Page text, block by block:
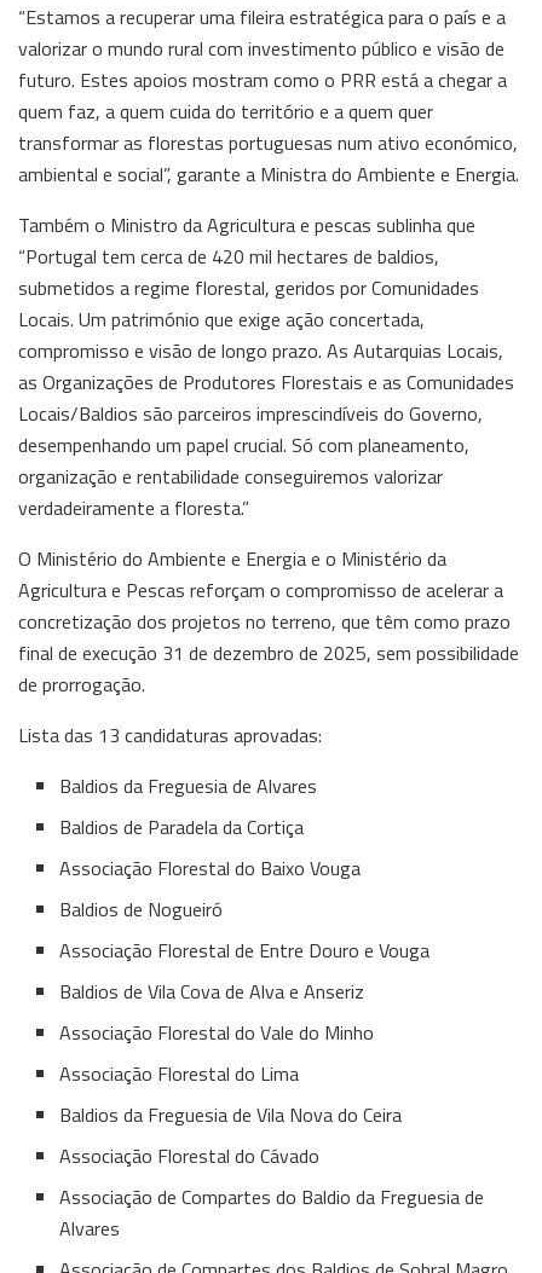
“Estamos a recuperar uma fileira estratégica para o país e a
valorizar o mundo rural com investimento público e visão de
futuro. Estes apoios mostram como o PRR está a chegar a
quem faz, a quem cuida do território e a quem quer
transformar as florestas portuguesas num ativo económico,
ambiental e social”, garante a Ministra do Ambiente e Energia.
Também o Ministro da Agricultura e pescas sublinha que
“Portugal tem cerca de 420 mil hectares de baldios,
submetidos a regime florestal, geridos por Comunidades
Locais. Um património que exige ação concertada,
compromisso e visão de longo prazo. As Autarquias Locais,
as Organizações de Produtores Florestais e as Comunidades
Locais/Baldios são parceiros imprescindíveis do Governo,
desempenhando um papel crucial. Só com planeamento,
organização e rentabilidade conseguiremos valorizar
verdadeiramente a floresta.”
O Ministério do Ambiente e Energia e o Ministério da
Agricultura e Pescas reforçam o compromisso de acelerar a
concretização dos projetos no terreno, que têm como prazo
final de execução 31 de dezembro de 2025, sem possibilidade
de prorrogação.
Lista das 13 candidaturas aprovadas:
Baldios da Freguesia de Alvares
Baldios de Paradela da Cortiça
Associação Florestal do Baixo Vouga
Baldios de Nogueiró
Associação Florestal de Entre Douro e Vouga
Baldios de Vila Cova de Alva e Anseriz
Associação Florestal do Vale do Minho
Associação Florestal do Lima
Baldios da Freguesia de Vila Nova do Ceira
Associação Florestal do Cávado
Associação de Compartes do Baldio da Freguesia de
Alvares